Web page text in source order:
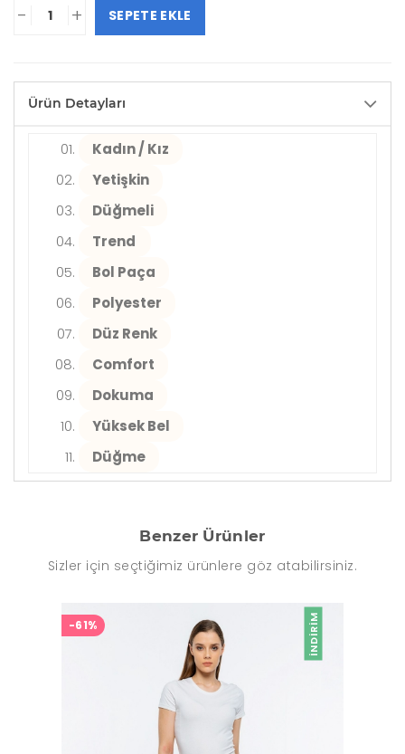
- + SEPETE EKLE
Ürün Detayları
Kadın / Kız
Yetişkin
Düğmeli
Trend
Bol Paça
Polyester
Düz Renk
Comfort
Dokuma
Yüksek Bel
Düğme
Benzer Ürünler
Sizler için seçtiğimiz ürünlere göz atabilirsiniz.
İNDIRIM
-61%